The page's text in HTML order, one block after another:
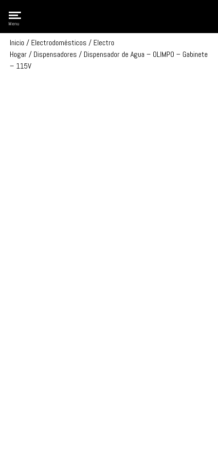
Menu
Inicio / Electrodomésticos / Electro
Hogar/ Dispensadores / Dispensador de Agua – OLIMPO – Gabinete
– 115V